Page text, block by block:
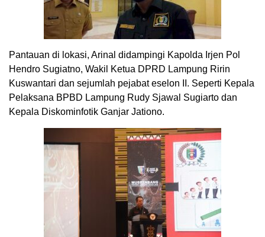
Pantauan di lokasi, Arinal didampingi Kapolda Irjen Pol
Hendro Sugiatno, Wakil Ketua DPRD Lampung Ririn
Kuswantari dan sejumlah pejabat eselon II. Seperti Kepala
Pelaksana BPBD Lampung Rudy Sjawal Sugiarto dan
Kepala Diskominfotik Ganjar Jationo.